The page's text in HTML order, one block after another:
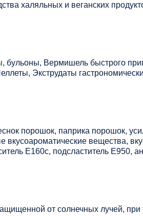
халяльных и веганских
бульоны, Вермишель быстрого
Экструдаты
порошок, паприка порошок,
вещества,
Е160с, подсластитель Е950,
от солнечных лучей,